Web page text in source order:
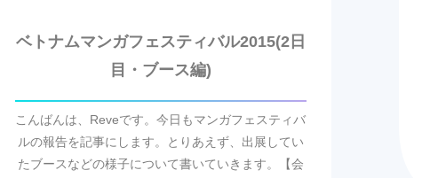
ベトナムマンガフェスティバル2015(2日
目・ブース編)
こんばんは、Reveです。今日もマンガフェスティバ
ルの報告を記事にします。とりあえず、出展してい
たブースなどの様子について書いていきます。【会